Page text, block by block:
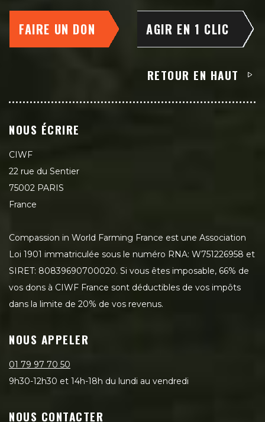
FAIRE UN DON AGIR EN 1 CLIC
RETOUR EN HAUT
NOUS ÉCRIRE
CIWF
22 rue du Sentier
75002 PARIS
France
Compassion in World Farming France est une Association
Loi 1901 immatriculée sous le numéro RNA: W751226958 et
SIRET: 80839690700020. Si vous êtes imposable, 66% de
vos dons à CIWF France sont déductibles de vos impôts
dans la limite de 20% de vos revenus.
NOUS APPELER
01 79 97 70 50
9h30-12h30 et 14h-18h du lundi au vendredi
NOUS CONTACTER